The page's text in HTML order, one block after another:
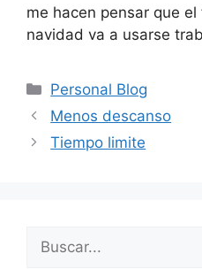
me hacen pensar que
navidad va a usarse
Categorías
Personal Blog
Menos descanso
Tiempo limite